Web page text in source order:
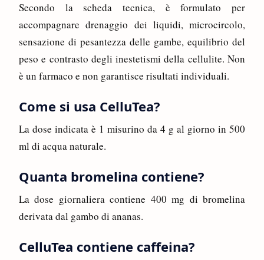
Secondo la scheda tecnica, è formulato per
accompagnare drenaggio dei liquidi, microcircolo,
sensazione di pesantezza delle gambe, equilibrio del
peso e contrasto degli inestetismi della cellulite. Non
è un farmaco e non garantisce risultati individuali.
Come si usa CelluTea?
La dose indicata è 1 misurino da 4 g al giorno in 500
ml di acqua naturale.
Quanta bromelina contiene?
La dose giornaliera contiene 400 mg di bromelina
derivata dal gambo di ananas.
CelluTea contiene caffeina?